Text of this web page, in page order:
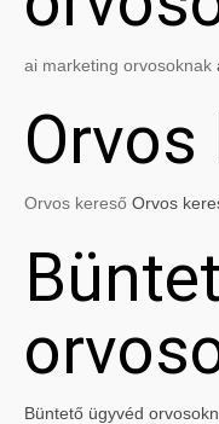
ai marketing orvosoknak
Orvos
Orvos kereső Orvos
Büntető ügyvéd